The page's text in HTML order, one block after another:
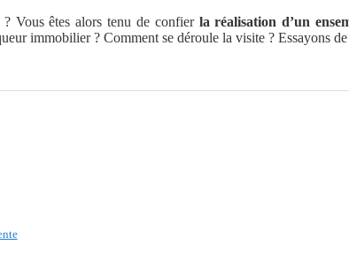
Vous êtes alors tenu de confier la réalisation d’un
immobilier ? Comment se déroule la visite ? Essayons